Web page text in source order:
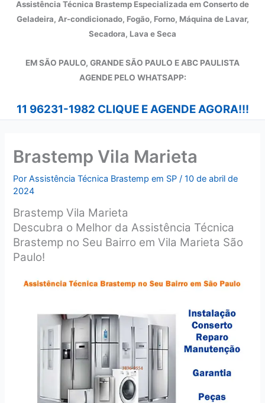
Assistência Técnica Brastemp Especializada em Conserto de
Geladeira, Ar-condicionado, Fogão, Forno, Máquina de Lavar,
Secadora, Lava e Seca
EM SÃO PAULO, GRANDE SÃO PAULO E ABC PAULISTA
AGENDE PELO WHATSAPP:
11 96231-1982 CLIQUE E AGENDE AGORA!!!
Brastemp Vila Marieta
PorAssistência Técnica Brastemp em SP /10 de abril de
2024
Brastemp Vila Marieta
Descubra o Melhor da Assistência Técnica
Brastemp no Seu Bairro em Vila Marieta São
Paulo!